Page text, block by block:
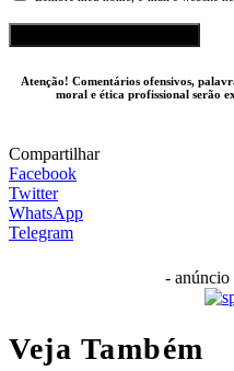
Atenção! Comentários ofensivos,
moral e ética profissional serão
Compartilhar
Facebook
Twitter
WhatsApp
Telegram
- anúncio
Veja Também